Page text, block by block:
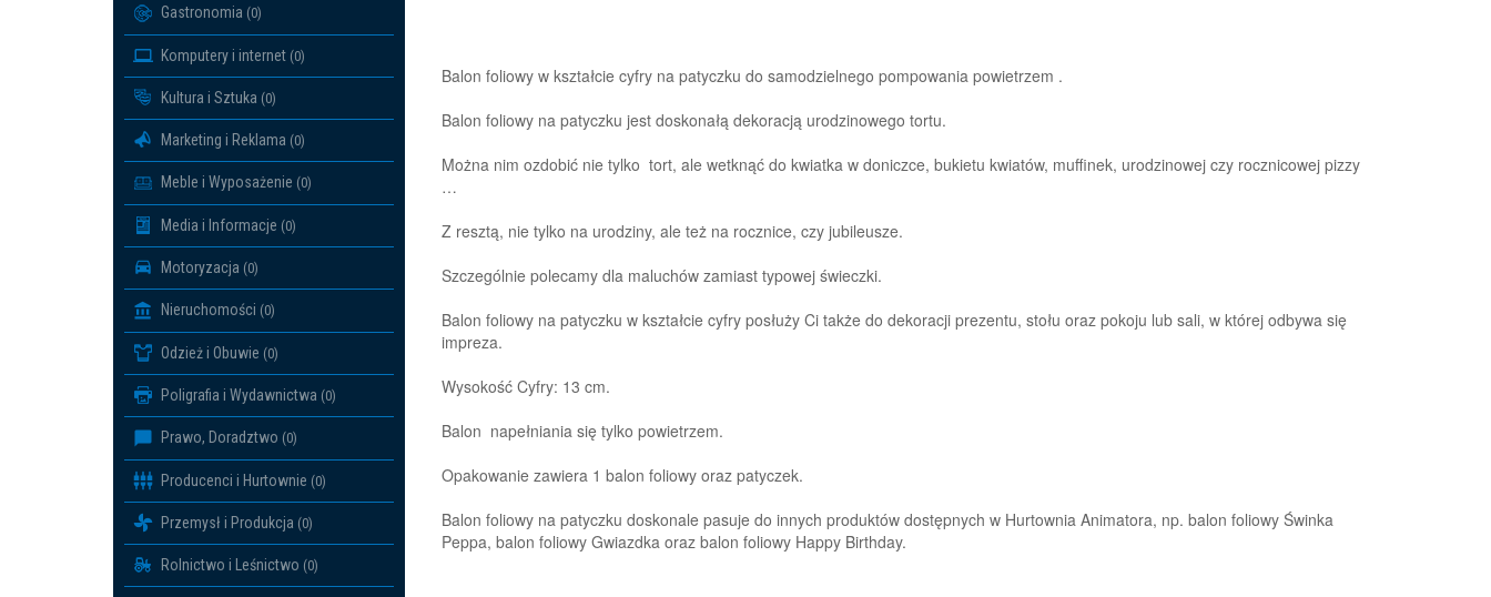
Gastronomia (0)
Komputery i internet (0)
Kultura i Sztuka (0)
Marketing i Reklama (0)
Meble i Wyposażenie (0)
Media i Informacje (0)
Motoryzacja (0)
Nieruchomości (0)
Odzież i Obuwie (0)
Poligrafia i Wydawnictwa (0)
Prawo, Doradztwo (0)
Producenci i Hurtownie (0)
Przemysł i Produkcja (0)
Rolnictwo i Leśnictwo (0)
Balon foliowy w kształcie cyfry na patyczku do samodzielnego pompowania powietrzem .
Balon foliowy na patyczku jest doskonałą dekoracją urodzinowego tortu.
Można nim ozdobić nie tylko tort, ale wetknąć do kwiatka w doniczce, bukietu kwiatów, muffinek, urodzinowej czy rocznicowej pizzy
…
Z resztą, nie tylko na urodziny, ale też na rocznice, czy jubileusze.
Szczególnie polecamy dla maluchów zamiast typowej świeczki.
Balon foliowy na patyczku w kształcie cyfry posłuży Ci także do dekoracji prezentu, stołu oraz pokoju lub sali, w której odbywa się
impreza.
Wysokość Cyfry: 13 cm.
Balon napełniania się tylko powietrzem.
Opakowanie zawiera 1 balon foliowy oraz patyczek.
Balon foliowy na patyczku doskonale pasuje do innych produktów dostępnych w Hurtownia Animatora, np. balon foliowy Świnka
Peppa, balon foliowy Gwiazdka oraz balon foliowy Happy Birthday.